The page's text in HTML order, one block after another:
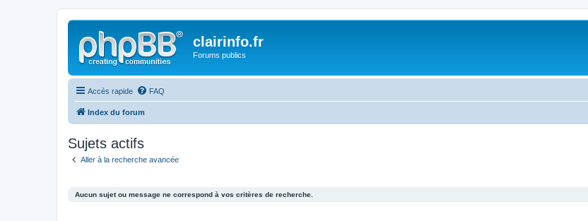
clairinfo.fr
Forums publics
Accès rapide FAQ
Index du forum
Sujets actifs
Aller à la recherche avancée
Aucun sujet ou message ne correspond à vos critères de recherche.